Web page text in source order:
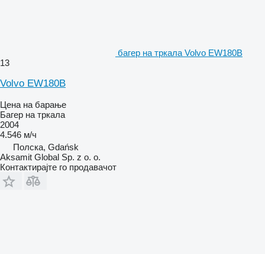
багер на тркала Volvo EW180B
13
Volvo EW180B
Цена на барање
Багер на тркала
2004
4.546 м/ч
Полска, Gdańsk
Aksamit Global Sp. z o. o.
Контактирајте го продавачот